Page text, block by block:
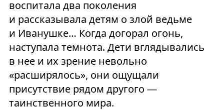
воспитала два поколения
и рассказывала детям о злой ведьме
и Иванушке… Когда догорал огонь,
наступала темнота. Дети вглядывались
в нее и их зрение невольно
«расширялось», они ощущали
присутствие рядом другого —
таинственного мира.